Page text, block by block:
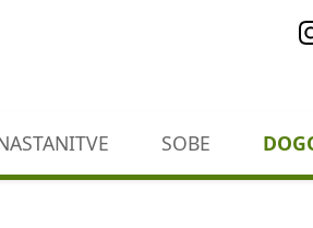
SOBE